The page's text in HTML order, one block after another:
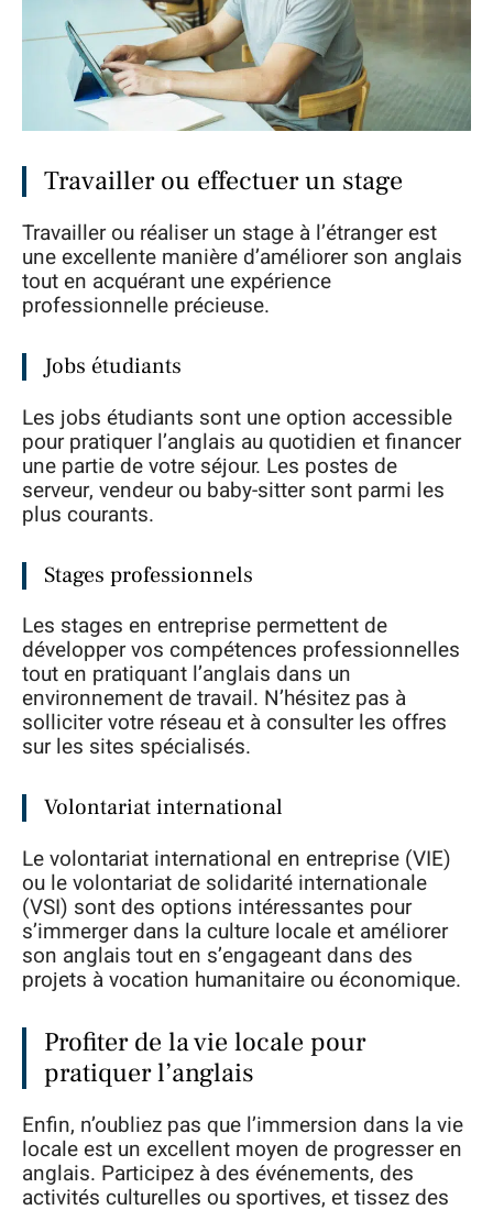
Travailler ou effectuer un stage
Travailler ou réaliser un stage à l’étranger est
une excellente manière d’améliorer son anglais
tout en acquérant une expérience
professionnelle précieuse.
Jobs étudiants
Les jobs étudiants sont une option accessible
pour pratiquer l’anglais au quotidien et financer
une partie de votre séjour. Les postes de
serveur, vendeur ou baby-sitter sont parmi les
plus courants.
Stages professionnels
Les stages en entreprise permettent de
développer vos compétences professionnelles
tout en pratiquant l’anglais dans un
environnement de travail. N’hésitez pas à
solliciter votre réseau et à consulter les offres
sur les sites spécialisés.
Volontariat international
Le volontariat international en entreprise (VIE)
ou le volontariat de solidarité internationale
(VSI) sont des options intéressantes pour
s’immerger dans la culture locale et améliorer
son anglais tout en s’engageant dans des
projets à vocation humanitaire ou économique.
Profiter de la vie locale pour
pratiquer l’anglais
Enfin, n’oubliez pas que l’immersion dans la vie
locale est un excellent moyen de progresser en
anglais. Participez à des événements, des
activités culturelles ou sportives, et tissez des